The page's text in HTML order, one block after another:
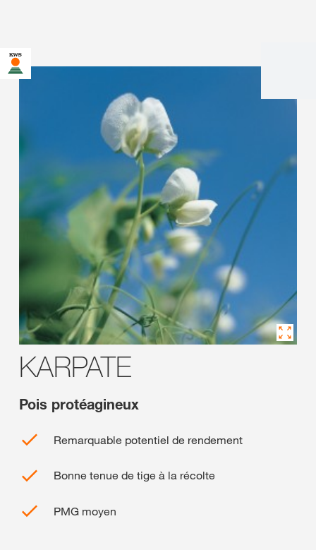
KARPATE
Pois protéagineux
Remarquable potentiel de rendement
Bonne tenue de tige à la récolte
PMG moyen